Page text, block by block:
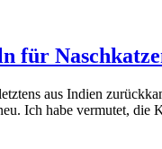
für
aus Indien
Ich habe vermutet,